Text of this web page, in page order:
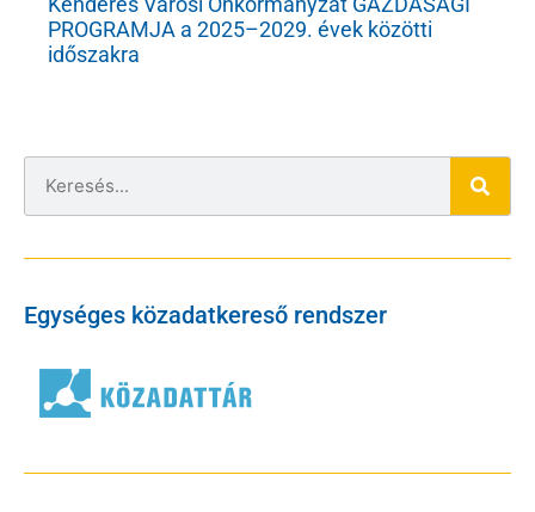
PROGRAMJA a 2025–2029. évek közötti
időszakra
Egységes közadatkereső rendszer